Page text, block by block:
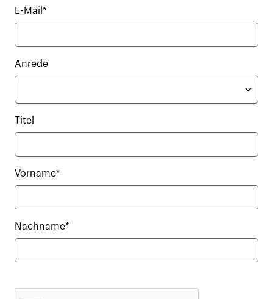
E-Mail*
Anrede
Titel
Vorname*
Nachname*